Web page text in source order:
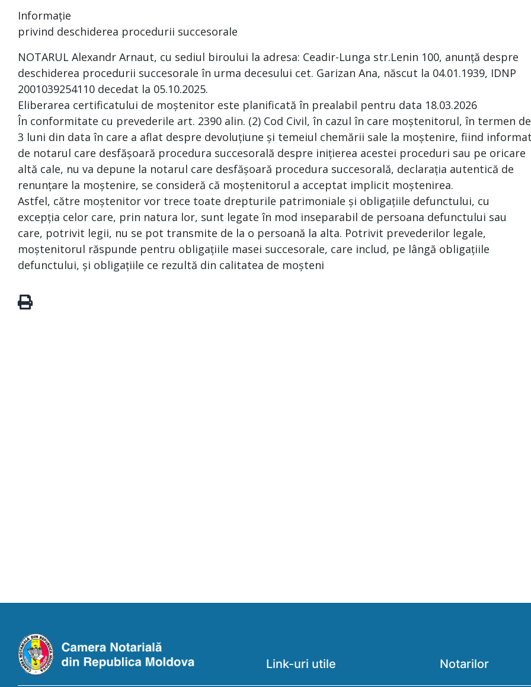
Informație
privind deschiderea procedurii succesorale
NOTARUL Alexandr Arnaut, cu sediul biroului la adresa: Ceadir-Lunga str.Lenin 100, anunță despre
deschiderea procedurii succesorale în urma decesului cet. Garizan Ana, născut la 04.01.1939, IDNP
2001039254110 decedat la 05.10.2025.
Eliberarea certificatului de moștenitor este planificată în prealabil pentru data 18.03.2026
În conformitate cu prevederile art. 2390 alin. (2) Cod Civil, în cazul în care moștenitorul, în termen de
3 luni din data în care a aflat despre devoluțiune și temeiul chemării sale la moștenire, fiind informat
de notarul care desfășoară procedura succesorală despre inițierea acestei proceduri sau pe oricare
altă cale, nu va depune la notarul care desfășoară procedura succesorală, declarația autentică de
renunțare la moștenire, se consideră că moștenitorul a acceptat implicit moștenirea.
Astfel, către moștenitor vor trece toate drepturile patrimoniale și obligațiile defunctului, cu
excepția celor care, prin natura lor, sunt legate în mod inseparabil de persoana defunctului sau
care, potrivit legii, nu se pot transmite de la o persoană la alta. Potrivit prevederilor legale,
moștenitorul răspunde pentru obligațiile masei succesorale, care includ, pe lângă obligațiile
defunctului, și obligațiile ce rezultă din calitatea de moșteni
Link-uri utile Notarilor